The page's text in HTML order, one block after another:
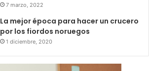
7 marzo, 2022
La mejor época para hacer un crucero
por los fiordos noruegos
1 diciembre, 2020